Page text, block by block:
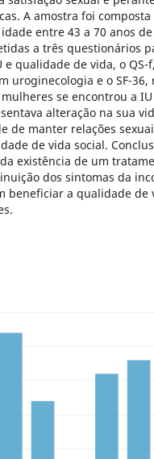
A amostra foi
entre 43 a 70 anos
a três questionários
qualidade de vida, o QS-
uroginecologia e o SF-36,
mulheres se encontrou a
alteração na sua
de manter relações
de vida social.
existência de um
dos sintomas da
beneficiar a qualidade de